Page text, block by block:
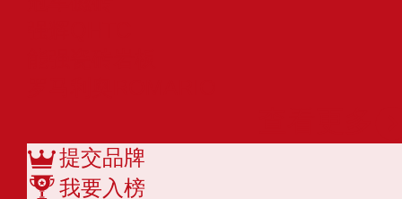
提交品牌
我要入榜